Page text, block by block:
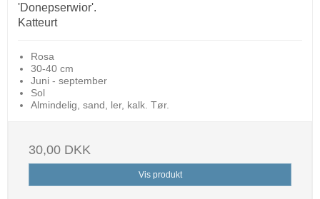
'Donepserwior'.
Katteurt
Rosa
30-40 cm
Juni - september
Sol
Almindelig, sand, ler, kalk. Tør.
30,00 DKK
Vis produkt